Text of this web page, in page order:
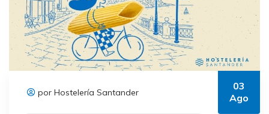
por Hostelería Santander
03
Ago